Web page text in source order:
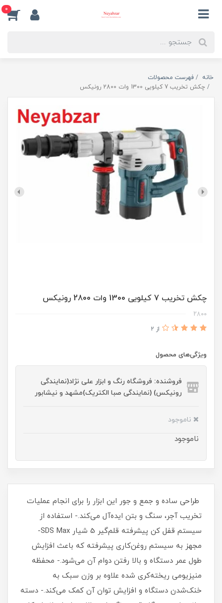
0
خانه
فهرست محصولات
چکش تخریب 7 کیلویی 1300 وات 2800 رونیکس
چکش تخریب 7 کیلویی 1300 وات 2800 رونیکس
2800
از 2
ویژگی‌های محصول
فروشنده: فروشگاه رنگ و ابزار علی نژاد(نمایندگی
رونیکس) (نمایندگی صبا الکتریک)مشهد و نیشابور
ناموجود
ناموجود
طراحی ساده و جمع و جور این ابزار را برای انجام عملیات
تخریب آجر، سنگ و بتن ایده‌آل می‌کند.- استفاده از
سیستم قفل کن پیشرفته قلم‌گیر 5 شیار SDS Max-
مجهز به سیستم روغن‌کاری پیشرفته که باعث افزایش
طول عمر دستگاه و بالا رفتن دوام آن می‌شود.- محفظه
منیزیومی ریخته‌کری شده علاوه بر وزن سبک به
خنک‌شدن دستگاه و افزایش توان آن کمک می‌کند.- دسته